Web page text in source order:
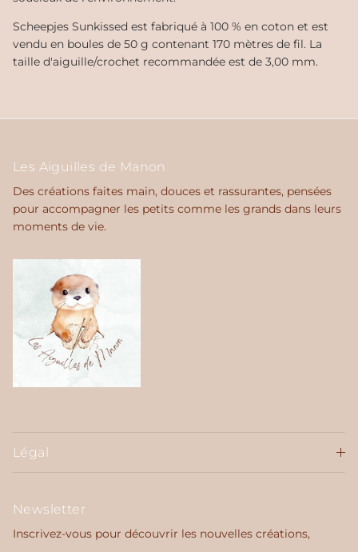
Scheepjes Sunkissed est fabriqué à 100 % en coton et est
vendu en boules de 50 g contenant 170 mètres de fil. La
taille d'aiguille/crochet recommandée est de 3,00 mm.
Les Aiguilles de Manon
Des créations faites main, douces et rassurantes, pensées
pour accompagner les petits comme les grands dans leurs
moments de vie.
Légal
Newsletter
Inscrivez-vous pour découvrir les nouvelles créations,